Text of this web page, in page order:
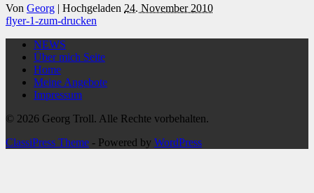
Von Georg | Hochgeladen 24. November 2010
flyer-1-zum-drucken
NEWS
Über mich Seite
Home
Meine Angebote
Impressum
© 2026 Georg Troll. Alle Rechte vorbehalten.
ClassiPress Theme - Powered by WordPress